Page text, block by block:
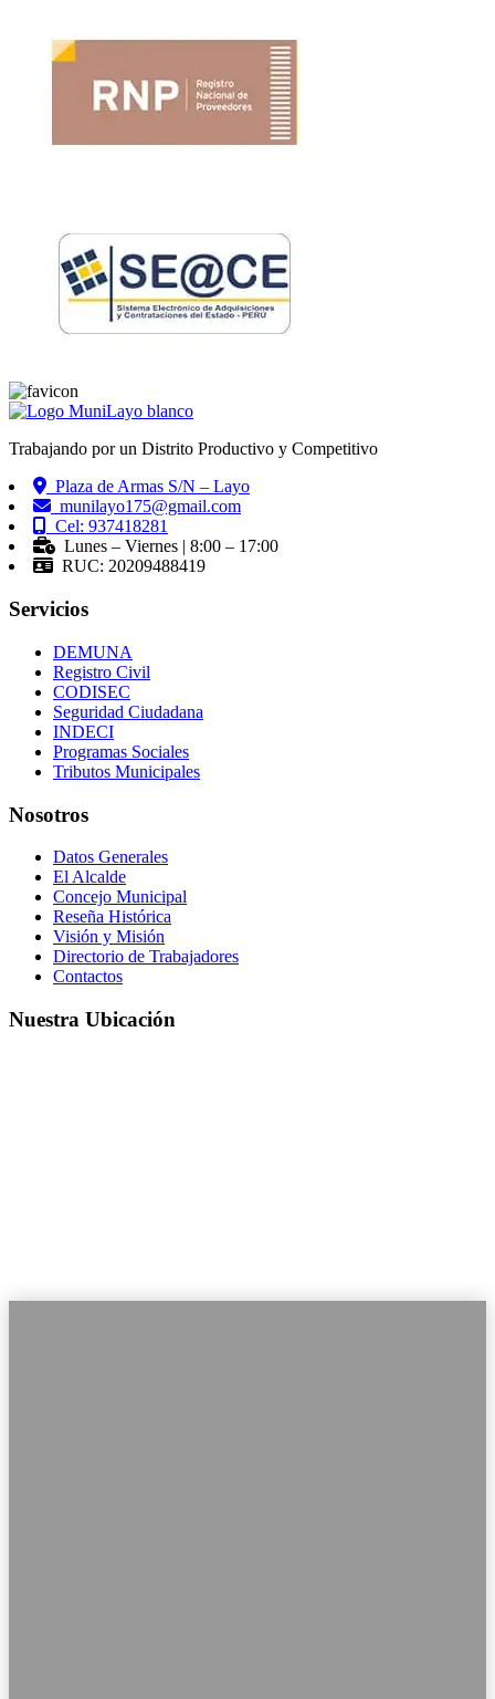
Trabajando por un Distrito Productivo y Competitivo
Plaza de Armas S/N – Layo
munilayo175@gmail.com
Cel: 937418281
Lunes – Viernes | 8:00 – 17:00
RUC: 20209488419
Servicios
DEMUNA
Registro Civil
CODISEC
Seguridad Ciudadana
INDECI
Programas Sociales
Tributos Municipales
Nosotros
Datos Generales
El Alcalde
Concejo Municipal
Reseña Histórica
Visión y Misión
Directorio de Trabajadores
Contactos
Nuestra Ubicación